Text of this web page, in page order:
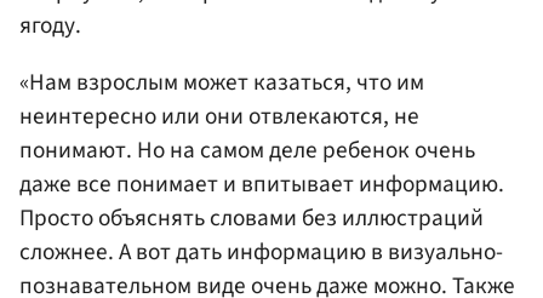
ягоду.
«Нам взрослым может казаться, что им
неинтересно или они отвлекаются, не
понимают. Но на самом деле ребенок очень
даже все понимает и впитывает информацию.
Просто объяснять словами без иллюстраций
сложнее. А вот дать информацию в визуально-
познавательном виде очень даже можно. Также